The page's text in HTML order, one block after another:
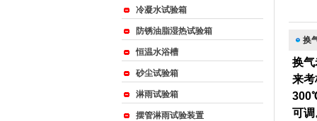
冷凝水试验箱
防锈油脂湿热试验箱
恒温水浴槽
砂尘试验箱
淋雨试验箱
摆管淋雨试验装置
换
换
来
可